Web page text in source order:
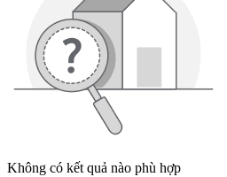
Không có kết quả nào phù hợp